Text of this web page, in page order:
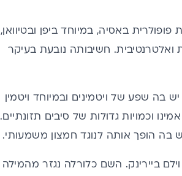
באסיה, במיוחד ביפן ובטיוואן,
חשיבותה נובעת בעיקר
וכמויות גדולות של סיבים תזונתיים.
בה הופך אותה לנוגד חמצון משמעותי.
מרטינוס וילם ביירינק. השם כלורלה נגזר מהמילה